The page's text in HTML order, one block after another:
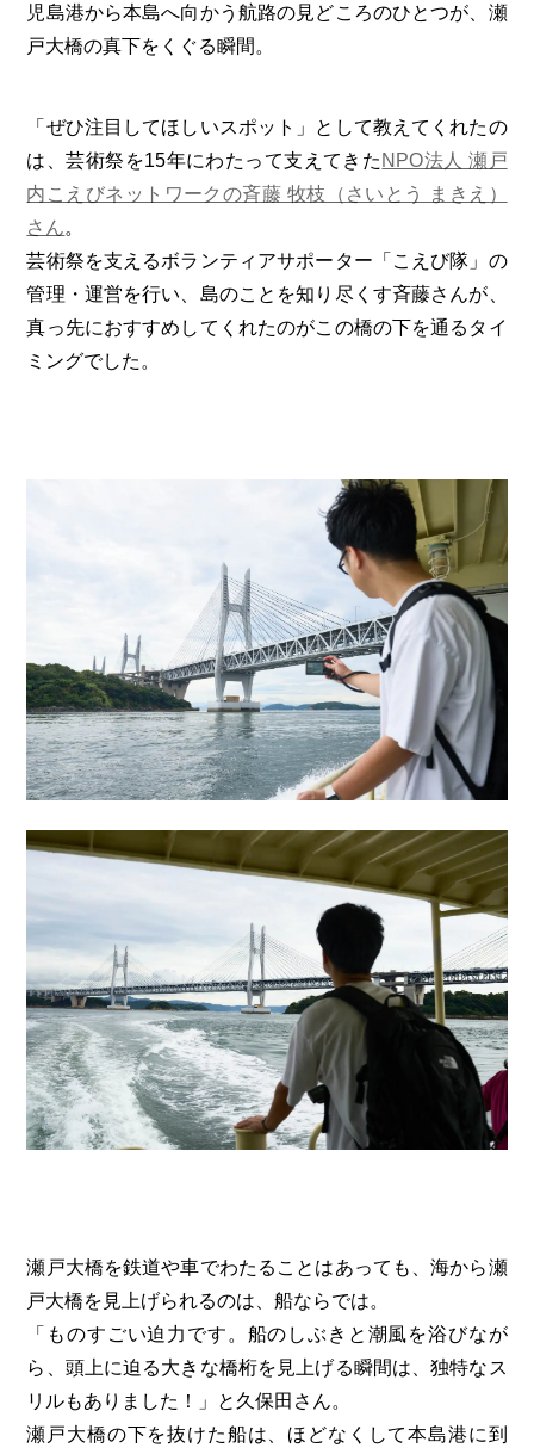
児島港から本島へ向かう航路の見どころのひとつが、瀬
戸大橋の真下をくぐる瞬間。
「ぜひ注目してほしいスポット」として教えてくれたの
は、芸術祭を15年にわたって支えてきた NPO法人 瀬戸
内こえびネットワークの斉藤 牧枝（さいとう まきえ）
さん。
芸術祭を支えるボランティアサポーター「こえび隊」の
管理・運営を行い、島のことを知り尽くす斉藤さんが、
真っ先におすすめしてくれたのがこの橋の下を通るタイ
ミングでした。
瀬戸大橋を鉄道や車でわたることはあっても、海から瀬
戸大橋を見上げられるのは、船ならでは。
「ものすごい迫力です。船のしぶきと潮風を浴びなが
ら、頭上に迫る大きな橋桁を見上げる瞬間は、独特なス
リルもありました！」と久保田さん。
瀬戸大橋の下を抜けた船は、ほどなくして本島港に到